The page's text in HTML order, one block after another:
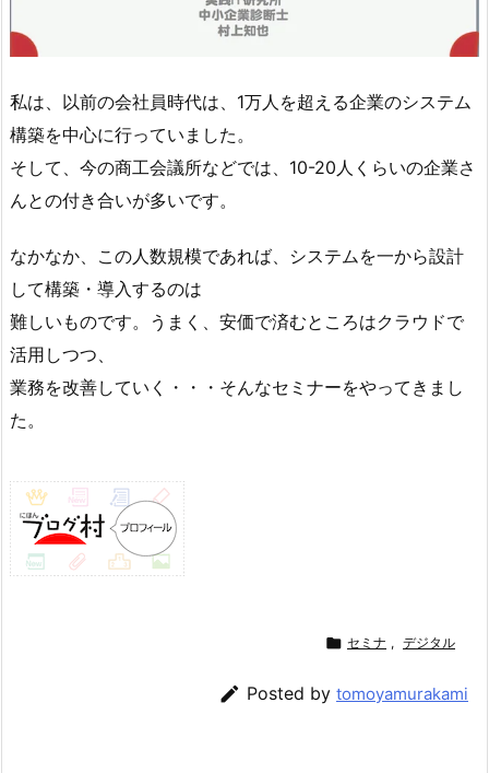
私は、以前の会社員時代は、1万人を超える企業のシステム
構築を中心に行っていました。
そして、今の商工会議所などでは、10-20人くらいの企業さ
んとの付き合いが多いです。
なかなか、この人数規模であれば、システムを一から設計
して構築・導入するのは
難しいものです。うまく、安価で済むところはクラウドで
活用しつつ、
業務を改善していく・・・そんなセミナーをやってきまし
た。
 セミナ , デジタル
 Posted by tomoyamurakami